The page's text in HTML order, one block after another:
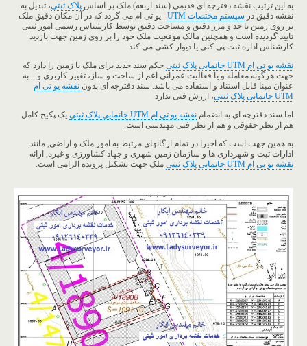
به این ترتیب نقشه دفترچه ای قدیمی (سند اربعه) ملک بر اساس پلاک ثبتی، تبدیل به
نقشه دقیق در سیستم مختصات UTM
یو تی ام می گردد که در آن مکان دقیق ملک
بر روی زمین با حد و مرز دقیق و مساحت دقیق توسط کارشناس رسمی امور ثبتی
تایید گردیده است و همچنین مالک موقعیت ملک خود را بر روی زمین جهت بازدید
کارشناس اداره ثبت پی کنی یا دیوار کشی می کند.
نقشه یو تی ام UTM جانمایی پلاک ثبتی
حکم سند جدید برای ملک یا زمین را دارد که
جهت هرگونه معامله و یا فعالیت عمرانی اعم از ساخت و ساز، تغییر کاربری و .. به
عنوان مبنا قابل استناد و استفاده می باشد. سند دفترچه ای بدون نقشه یو تی ام
UTM جانمایی پلاک ثبتی
، ارزش فنی ندارد.
اما سند دفترچه ای به انضمام نقشه یو تی ام UTM جانمایی پلاک ثبتی
یک پکیج کامل
هم از نظر حقوقی و هم از نظر فنی مهندسی است.
به همین جهت است که اخیرا در تمام ارگانهای مرتبط به امور ملک و اراضی, مانند
ادارات ثبت و شهرداری ها و سازمان زمین شهری و جهاد کشاورزی و غیره, ارائه
نقشه یو تی ام UTM جانمایی پلاک ثبتی
ملک جهت تشکیل پرونده الزامی است.